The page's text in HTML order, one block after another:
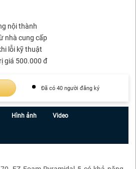
nội thành
nhà cung cấp
lỗi kỹ thuật
giá 500.000 đ
Đã có 40 người đăng ký
Hình ảnh Video